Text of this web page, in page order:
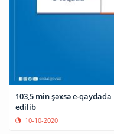
103,5 min şəxsə e-
edilib
10-10-2020